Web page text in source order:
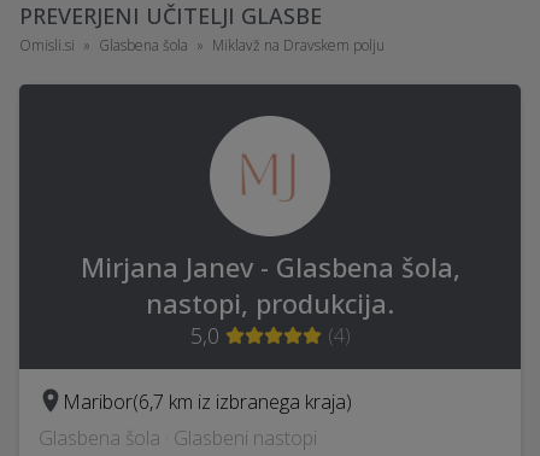
PREVERJENI UČITELJI GLASBE
Omisli.si Glasbena šola Miklavž na Dravskem polju
Mirjana Janev - Glasbena šola,
nastopi, produkcija.
5,0 (4)
Maribor(6,7 km iz izbranega kraja)
Glasbena šola · Glasbeni nastopi